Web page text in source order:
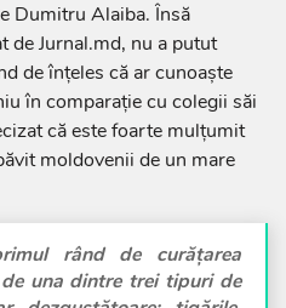
Dumitru Alaiba. Însă
de Jurnal.md, nu a putut
de înțeles că ar cunoaște
în comparație cu colegii săi
că este foarte mulțumit
moldovenii de un mare
rând de curățarea
una dintre trei tipuri de